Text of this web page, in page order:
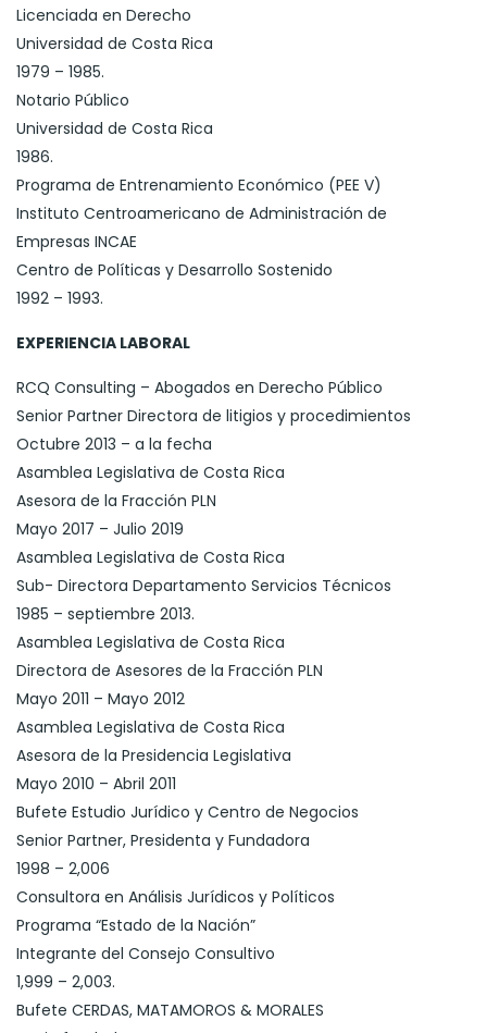
Licenciada en Derecho
Universidad de Costa Rica
1979 – 1985.
Notario Público
Universidad de Costa Rica
1986.
Programa de Entrenamiento Económico (PEE V)
Instituto Centroamericano de Administración de
Empresas INCAE
Centro de Políticas y Desarrollo Sostenido
1992 – 1993.
EXPERIENCIA LABORAL
RCQ Consulting – Abogados en Derecho Público
Senior Partner Directora de litigios y procedimientos
Octubre 2013 – a la fecha
Asamblea Legislativa de Costa Rica
Asesora de la Fracción PLN
Mayo 2017 – Julio 2019
Asamblea Legislativa de Costa Rica
Sub- Directora Departamento Servicios Técnicos
1985 – septiembre 2013.
Asamblea Legislativa de Costa Rica
Directora de Asesores de la Fracción PLN
Mayo 2011 – Mayo 2012
Asamblea Legislativa de Costa Rica
Asesora de la Presidencia Legislativa
Mayo 2010 – Abril 2011
Bufete Estudio Jurídico y Centro de Negocios
Senior Partner, Presidenta y Fundadora
1998 – 2,006
Consultora en Análisis Jurídicos y Políticos
Programa “Estado de la Nación”
Integrante del Consejo Consultivo
1,999 – 2,003.
Bufete CERDAS, MATAMOROS & MORALES